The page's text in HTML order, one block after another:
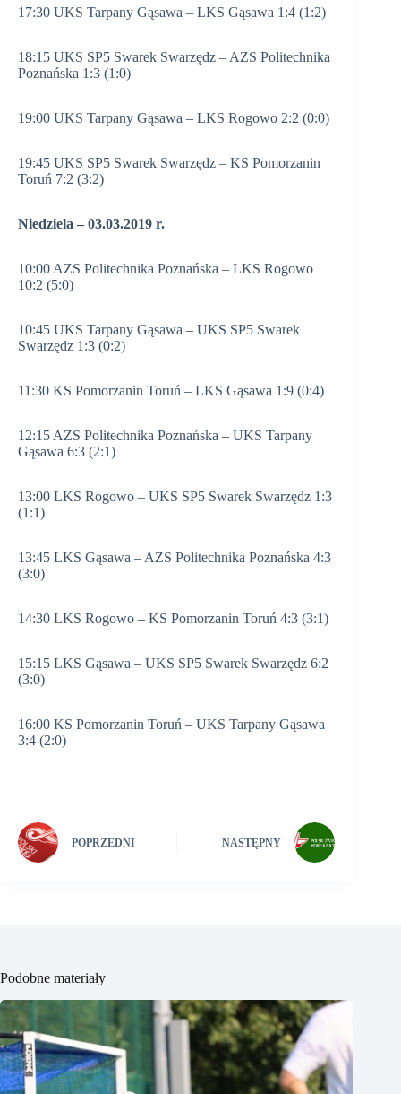
17:30 UKS Tarpany Gąsawa – LKS Gąsawa 1:4 (1:2)
18:15 UKS SP5 Swarek Swarzędz – AZS Politechnika
Poznańska 1:3 (1:0)
19:00 UKS Tarpany Gąsawa – LKS Rogowo 2:2 (0:0)
19:45 UKS SP5 Swarek Swarzędz – KS Pomorzanin
Toruń 7:2 (3:2)
Niedziela – 03.03.2019 r.
10:00 AZS Politechnika Poznańska – LKS Rogowo
10:2 (5:0)
10:45 UKS Tarpany Gąsawa – UKS SP5 Swarek
Swarzędz 1:3 (0:2)
11:30 KS Pomorzanin Toruń – LKS Gąsawa 1:9 (0:4)
12:15 AZS Politechnika Poznańska – UKS Tarpany
Gąsawa 6:3 (2:1)
13:00 LKS Rogowo – UKS SP5 Swarek Swarzędz 1:3
(1:1)
13:45 LKS Gąsawa – AZS Politechnika Poznańska 4:3
(3:0)
14:30 LKS Rogowo – KS Pomorzanin Toruń 4:3 (3:1)
15:15 LKS Gąsawa – UKS SP5 Swarek Swarzędz 6:2
(3:0)
16:00 KS Pomorzanin Toruń – UKS Tarpany Gąsawa
3:4 (2:0)
POPRZEDNI NASTĘPNY
Podobne materiały